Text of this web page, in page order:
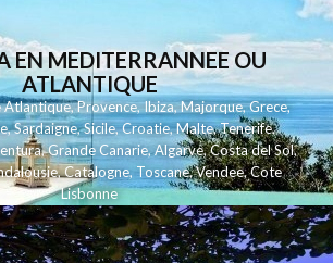
EN MEDITERRANNEE OU
ATLANTIQUE
Atlantique,Provence,Ibiza,Majorque,Grece,
,Sardaigne,Sicile,Croatie,Malte,Tenerife,
,Grande Canarie,Algarve,Costa del Sol,
,Catalogne,Toscane,Vendee,Cote
Lisbonne